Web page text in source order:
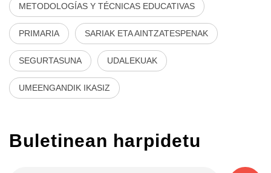
METODOLOGÍAS Y TÉCNICAS EDUCATIVAS
PRIMARIA SARIAK ETA AINTZATESPENAK
SEGURTASUNA UDALEKUAK
UMEENGANDIK IKASIZ
Buletinean harpidetu